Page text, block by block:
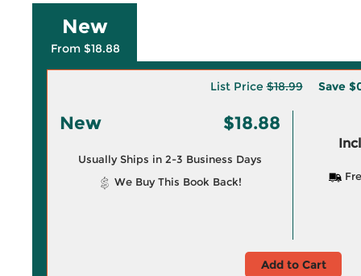
New
From $18.88
List Price$18.99 Save
New $18.88
Usually Ships in 2-3 Business Days
We Buy This Book Back!
Add to Cart